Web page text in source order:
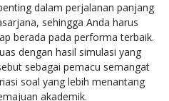
dalam perjalanan panjang
sehingga Anda harus
berada pada performa terbaik.
dengan hasil simulasi yang
sebagai pemacu semangat
soal yang lebih menantang
akademik.